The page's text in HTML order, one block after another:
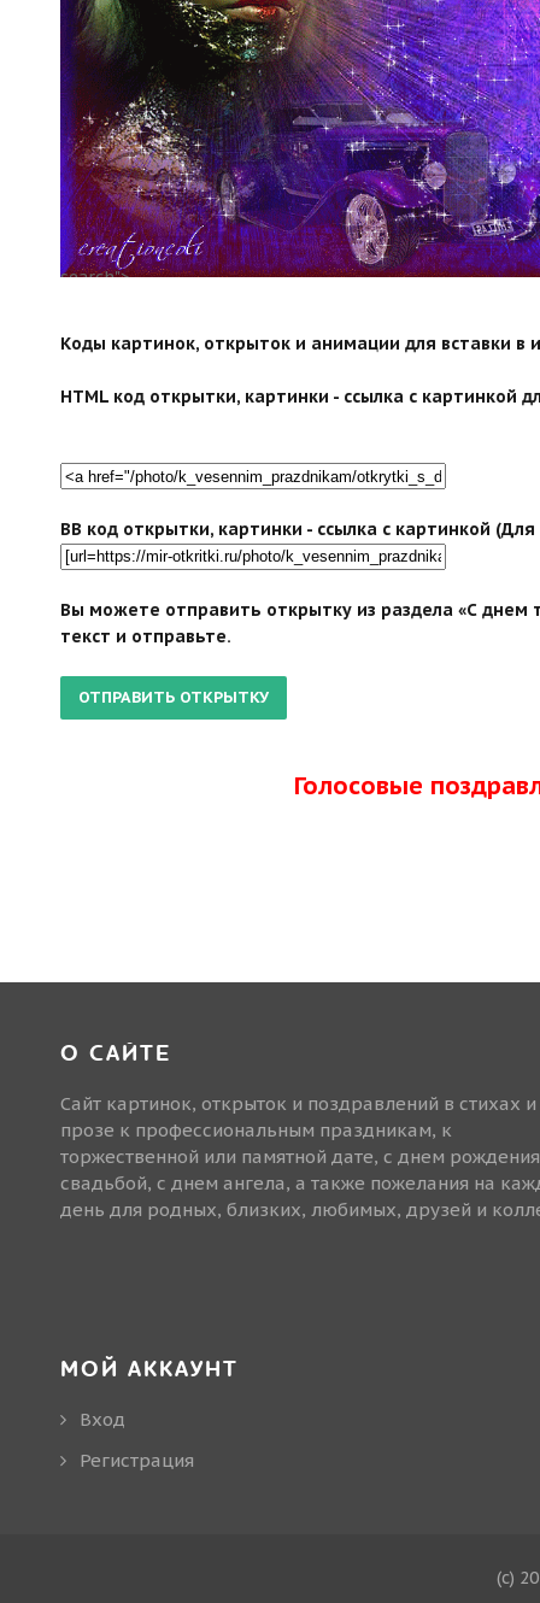
search">
Коды картинок, открыток и анимации для вставки в
HTML код открытки, картинки - ссылка с картинкой
BB код открытки, картинки - ссылка с картинкой
Вы можете отправить открытку из раздела «С днем
текст и отправьте.
Голосовые
О САЙТЕ
Сайт картинок, открыток и поздравлений в стихах и
прозе к профессиональным праздникам, к
торжественной или памятной дате, с днем
свадьбой, с днем ангела, а также пожелания на
день для родных, близких, любимых, друзей и
МОЙ АККАУНТ
Вход
Регистрация
(c)